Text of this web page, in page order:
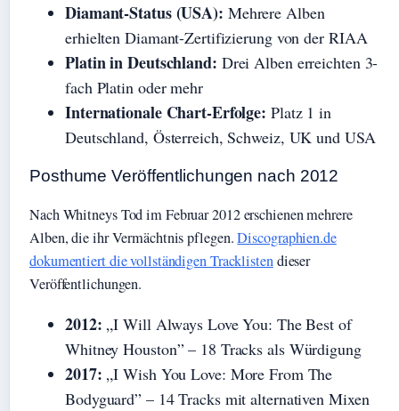
Diamant-Status (USA): Mehrere Alben
erhielten Diamant-Zertifizierung von der RIAA
Platin in Deutschland: Drei Alben erreichten 3-
fach Platin oder mehr
Internationale Chart-Erfolge: Platz 1 in
Deutschland, Österreich, Schweiz, UK und USA
Posthume Veröffentlichungen nach 2012
Nach Whitneys Tod im Februar 2012 erschienen mehrere
Alben, die ihr Vermächtnis pflegen.Discographien.de
dokumentiert die vollständigen Tracklistendieser
Veröffentlichungen.
2012: „I Will Always Love You: The Best of
Whitney Houston” – 18 Tracks als Würdigung
2017: „I Wish You Love: More From The
Bodyguard” – 14 Tracks mit alternativen Mixen